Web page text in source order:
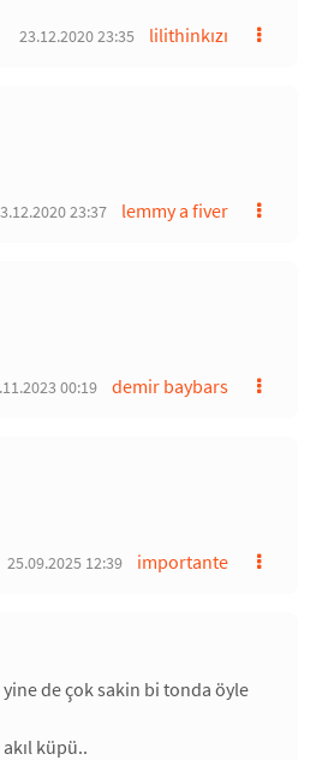
lilithinkızı
23.12.2020 23:35
lemmy a fiver
23:37
demir baybars
00:19
importante
25.09.2025 12:39
de çok sakin bi tonda öyle
küpü..